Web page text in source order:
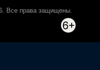
Все права защищены.